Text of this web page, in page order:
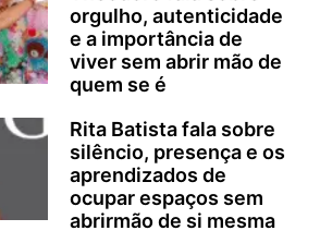
orgulho, autenticidade
e a importância de
viver sem abrir mão de
quem se é
Rita Batista fala sobre
silêncio, presença e os
aprendizados de
ocupar espaços sem
abrirmão de si mesma